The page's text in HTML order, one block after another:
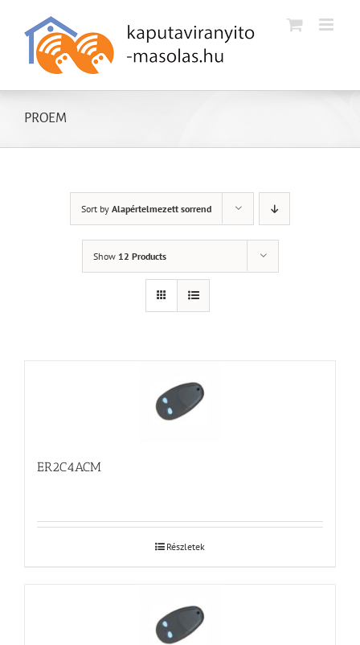
Kihagyás
PROEM
Sort by Alapértelmezett sorrend
Show 12 Products
ER2C4ACM
Részletek